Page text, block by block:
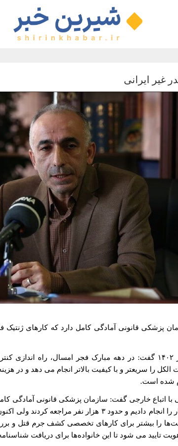
قانونی آمادگی کامل دارد که کارهای ژنتیک
مسعود قادی پاشا درباره اقدامات سازمان پزشکی قانونی در دهه فجر ۱۴۰۲
را سریعتر و با کیفیت بالاتر انجام می دهد و در
شده است.
خارجی گفت: سازمان پزشکی قانونی آمادگی کامل
که شناسنامه ندارند را در سراسر کشور انجام دهد. ما سال
را بیشتر برای کارهای تخصصی کشف جرم قتل و
تایید می شود تا این خانواده‌ها برای دریافت شناسنامه